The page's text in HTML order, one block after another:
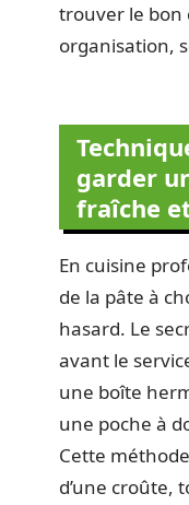
trouver le bon
organisation,
garder
fraîche
En cuisine
de la pâte à
hasard. Le
avant le
une boîte
une poche à
Cette
d’une croûte,